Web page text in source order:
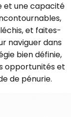
et une capacité
et faites-
naviguer dans
bien définie,
opportunités et
de pénurie.